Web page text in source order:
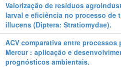
Valorização de resíduos
larval e eficiência no processo de
illucens (Diptera: Stratiomydae).
ACV comparativa entre
Mercur : aplicação e
prognósticos ambientais.